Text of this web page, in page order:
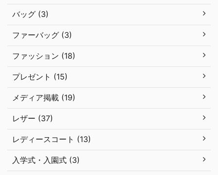
バッグ (3)
ファーバッグ (3)
ファッション (18)
プレゼント (15)
メディア掲載 (19)
レザー (37)
レディースコート (13)
入学式・入園式 (3)